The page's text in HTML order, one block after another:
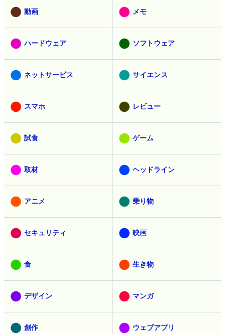
動画 メモ
ハードウェア ソフトウェア
ネットサービス サイエンス
スマホ レビュー
試食 ゲーム
取材 ヘッドライン
アニメ 乗り物
セキュリティ 映画
食 生き物
デザイン マンガ
創作 ウェブアプリ